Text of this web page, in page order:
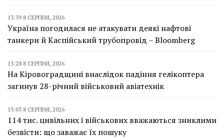
13:39 8 СЕРПНЯ, 2026
Україна погодилася не атакувати деякі нафтові
танкери й Каспійський трубопровід – Bloomberg
13:28 8 СЕРПНЯ, 2026
На Кіровоградщині внаслідок падіння гелікоптера
загинув 28-річний військовий авіатехнік
13:03 8 СЕРПНЯ, 2026
114 тис. цивільних і військових вважаються зниклими
безвісти: що заважає їх пошуку